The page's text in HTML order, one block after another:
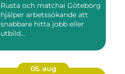
Rusta och matchai Göteborg
hjälper arbetssökande att
snabbare hitta jobb eller
utbild...
05. aug